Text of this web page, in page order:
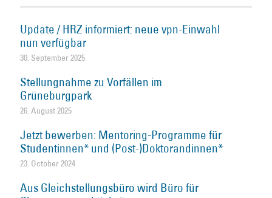
Update / HRZ informiert: neue vpn-Einwahl
nun verfügbar
30. September 2025
Stellungnahme zu Vorfällen im
Grüneburgpark
26. August 2025
Jetzt bewerben: Mentoring-Programme für
Studentinnen* und (Post-)Doktorandinnen*
23. October 2024
Aus Gleichstellungsbüro wird Büro für